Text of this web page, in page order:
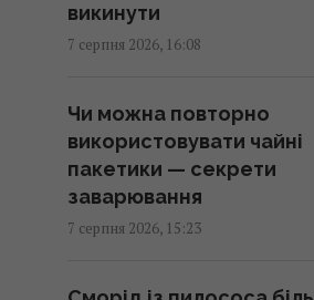
Нацбанк посилив
15:56 п'ятниця, 07 серпня 2026
Кіборга Оловаренка
судять через конфлікт з
викинути
7 серпня 2026, 16:08
Чи можна повторно
використовувати чайні
пакетики — секрети
заварювання
7 серпня 2026, 15:23